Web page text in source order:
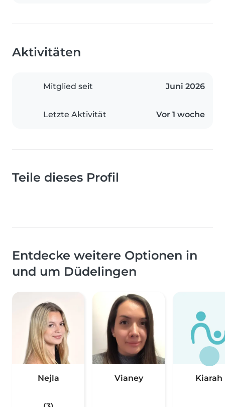
Aktivitäten
Mitglied seit Juni 2026
Letzte Aktivität Vor 1 woche
Teile dieses Profil
Entdecke weitere Optionen in
und um Düdelingen
Nejla Vianey Kiarah